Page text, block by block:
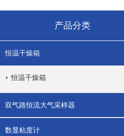
产品分类
恒温干燥箱
恒温干燥箱
双气路恒流大气采样器
数显粘度计